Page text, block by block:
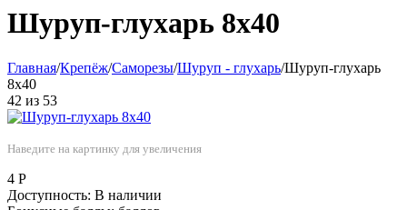
Шуруп-глухарь 8x40
Главная/Крепёж/Саморезы/Шуруп - глухарь/Шуруп-глухарь
8x40
42 из 53
Наведите на картинку для увеличения
4 Р
Доступность: В наличии